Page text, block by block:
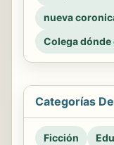
nueva
Colega dónde
Categorías
Ficción